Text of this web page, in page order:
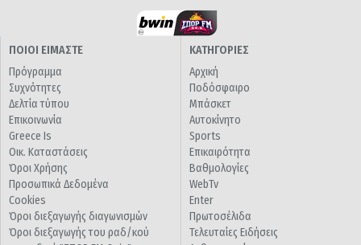
ΠΟΙΟΙ ΕΙΜΑΣΤΕ
Πρόγραμμα
Συχνότητες
Δελτία τύπου
Επικοινωνία
Greece Is
Οικ. Καταστάσεις
Όροι Χρήσης
Προσωπικά Δεδομένα
Cookies
Όροι διεξαγωγής διαγωνισμών
Όροι διεξαγωγής του ραδ/κού
ΚΑΤΗΓΟΡΙΕΣ
Αρχική
Ποδόσφαιρο
Μπάσκετ
Αυτοκίνητο
Sports
Επικαιρότητα
Βαθμολογίες
WebTv
Enter
Πρωτοσέλιδα
Τελευταίες Ειδήσεις